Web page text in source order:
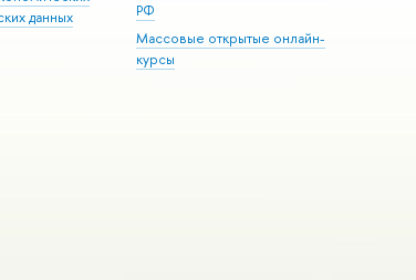
данных
РФ
Массовые открытые онлайн-
курсы